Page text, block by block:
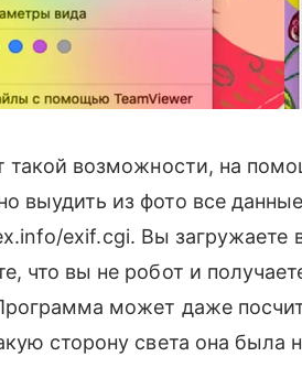
такой возможности, на
выудить из фото все
exif.cgi. Вы загружаете
что вы не робот и
может даже
сторону света она была